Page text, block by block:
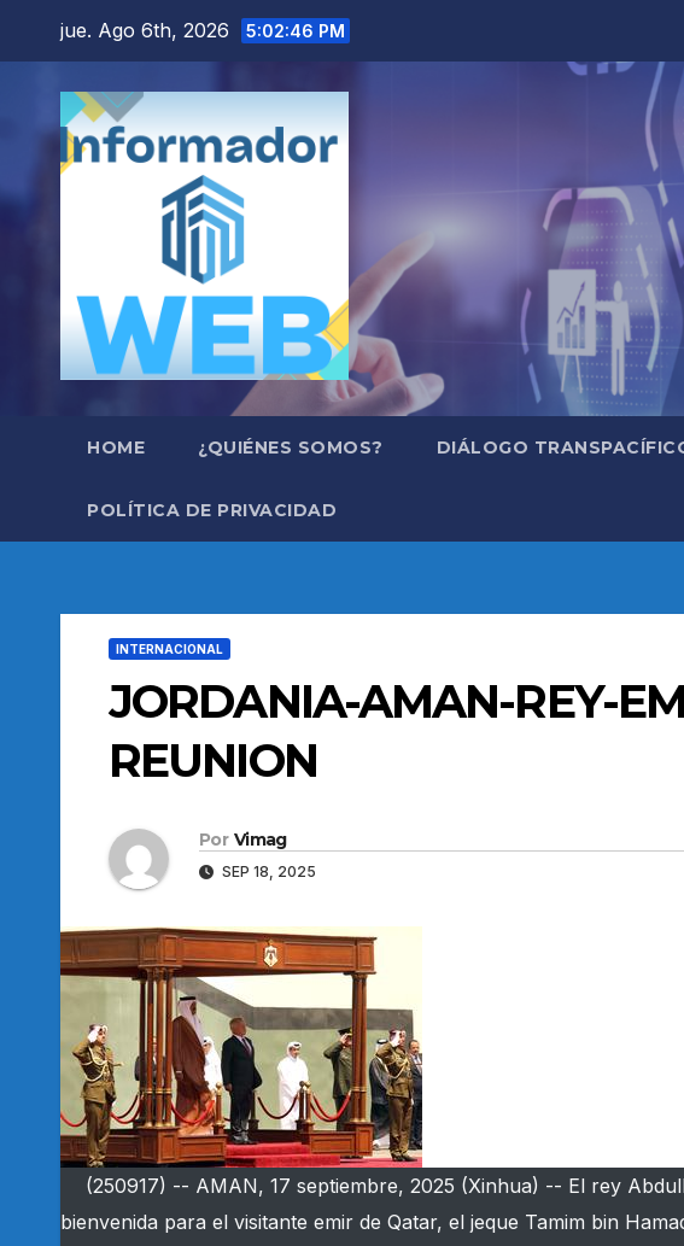
contenido
jue. Ago 6th, 2026 5:02:47 PM
HOME ¿QUIÉNES SOMOS? DIÁLOGO
POLÍTICA DE PRIVACIDAD
INTERNACIONAL
JORDANIA-AMAN-REY-
REUNION
Por Vimag
SEP 18, 2025
(250917) -- AMAN, 17 septiembre, 2025 (Xinhua) -- El rey
bienvenida para el visitante emir de Qatar, el jeque Tamim bin